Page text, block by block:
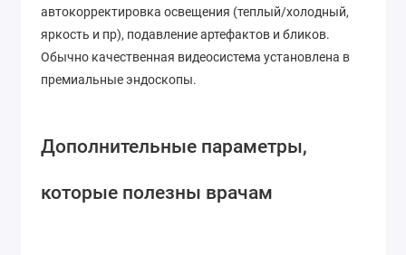
автокорректировка освещения (теплый/холодный,
яркость и пр), подавление артефактов и бликов.
Обычно качественная видеосистема установлена в
премиальные эндоскопы.
Дополнительные параметры,
которые полезны врачам